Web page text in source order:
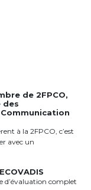
de2FPCO,
des
à la 2FPCO, c’est
avec un
d’évaluation complet